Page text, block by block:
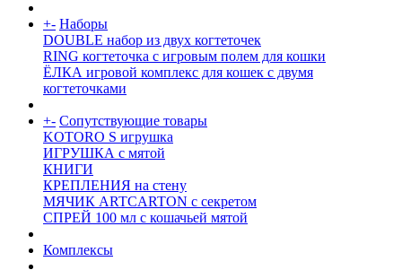
+- Наборы
DOUBLE набор из двух когтеточек
RING когтеточка c игровым полем для кошки
ЁЛКА игровой комплекс для кошек с двумя
когтеточками
+- Сопутствующие товары
KOTORO S игрушка
ИГРУШКА с мятой
КНИГИ
КРЕПЛЕНИЯ на стену
МЯЧИК ARTCARTON с секретом
СПРЕЙ 100 мл с кошачьей мятой
Комплексы